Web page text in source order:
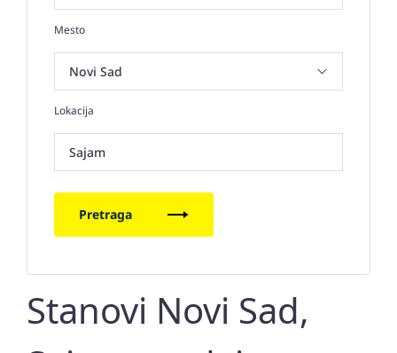
Mesto
Lokacija
Sajam
Pretraga
Stanovi Novi Sad,